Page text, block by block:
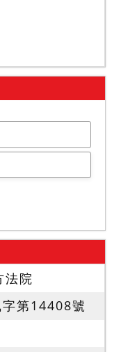
法院
第14408號